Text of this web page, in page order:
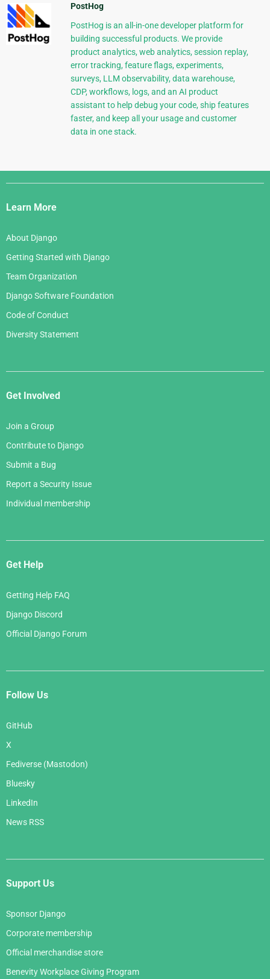
PostHog
PostHog is an all-in-one developer platform for
building successful products. We provide
product analytics, web analytics, session replay,
error tracking, feature flags, experiments,
surveys, LLM observability, data warehouse,
CDP, workflows, logs, and an AI product
assistant to help debug your code, ship features
faster, and keep all your usage and customer
data in one stack.
Django
Links
Learn More
About Django
Getting Started with Django
Team Organization
Django Software Foundation
Code of Conduct
Diversity Statement
Get Involved
Join a Group
Contribute to Django
Submit a Bug
Report a Security Issue
Individual membership
Get Help
Getting Help FAQ
Django Discord
Official Django Forum
Follow Us
GitHub
X
Fediverse (Mastodon)
Bluesky
LinkedIn
News RSS
Support Us
Sponsor Django
Corporate membership
Official merchandise store
Benevity Workplace Giving Program